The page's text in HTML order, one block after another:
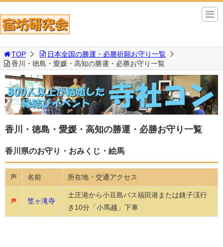
TOP
日本全国の勝運・必勝祈願お守り一覧
香川・徳島・愛媛・高知の勝運・必勝お守り一覧
香川・徳島・愛媛・高知の勝運・必勝お守り一覧
香川県のお守り・おみくじ・絵馬
声 名前 所在地・交通アクセス
声 笠ヶ滝寺
土庄港から小豆島バス福田港または銚子渓行
き10分「小馬越」下車